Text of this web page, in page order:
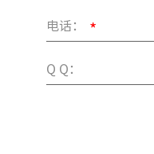
电话： *
Q Q：